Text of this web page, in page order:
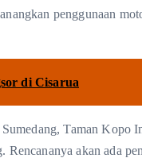
penggunaan
di Cisarua
Taman Kopo
akan ada